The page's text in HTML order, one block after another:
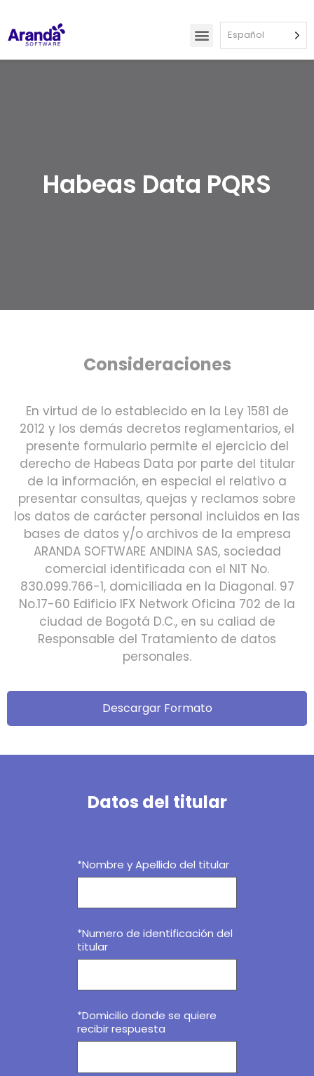
Español
Habeas Data PQRS
Consideraciones
En virtud de lo establecido en la Ley 1581 de
2012 y los demás decretos reglamentarios, el
presente formulario permite el ejercicio del
derecho de Habeas Data por parte del titular
de la información, en especial el relativo a
presentar consultas, quejas y reclamos sobre
los datos de carácter personal incluidos en las
bases de datos y/o archivos de la empresa
ARANDA SOFTWARE ANDINA SAS, sociedad
comercial identificada con el NIT No.
830.099.766-1, domiciliada en la Diagonal. 97
No.17-60 Edificio IFX Network Oficina 702 de la
ciudad de Bogotá D.C., en su caliad de
Responsable del Tratamiento de datos
personales.
Descargar Formato
Datos del titular
*Nombre y Apellido del titular
*Numero de identificación del
titular
*Domicilio donde se quiere
recibir respuesta